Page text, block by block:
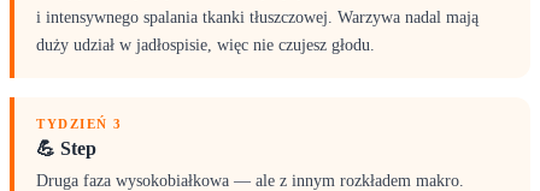
i intensywnego spalania tkanki tłuszczowej. Warzywa nadal mają
duży udział w jadłospisie, więc nie czujesz głodu.
TYDZIEŃ 3
💪 Step
Druga faza wysokobiałkowa — ale z innym rozkładem makro.